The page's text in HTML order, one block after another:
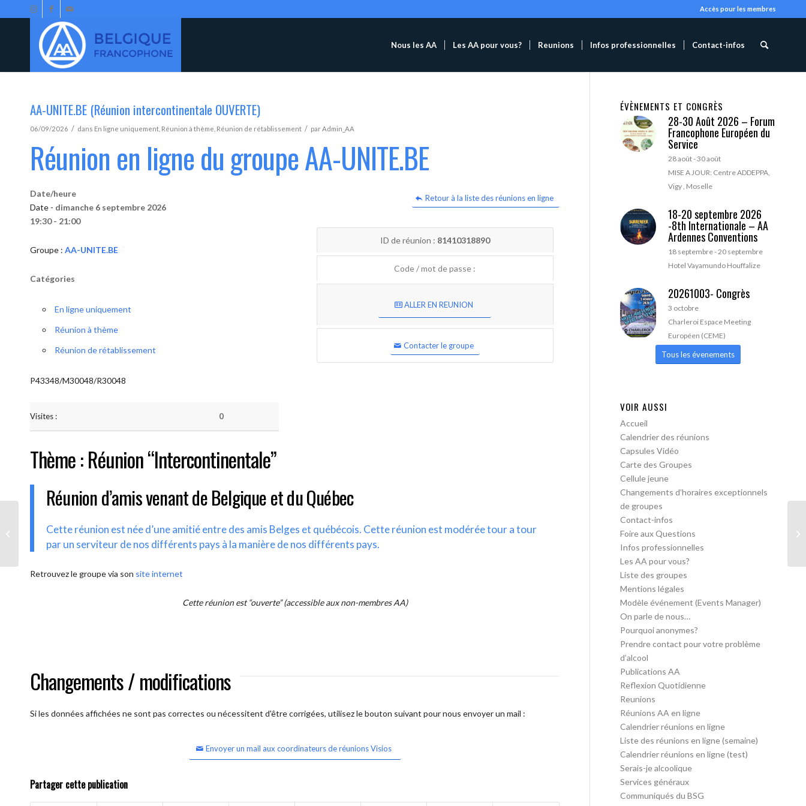
Accès pour les membres
Nous les AA Les AA pour vous? Reunions Infos professionnelles Contact-infos
AA-UNITE.BE (Réunion intercontinentale OUVERTE)
06/09/2026 / dans En ligne uniquement Réunion à thème Réunion de rétablissement / parAdmin_AA
Réunion en ligne du groupe AA-UNITE.BE
Retour à la liste des réunions en ligne
Date/heure
Date - dimanche 6 septembre 2026
19:30 - 21:00
Groupe : AA-UNITE.BE
Catégories
En ligne uniquement
Réunion à thème
Réunion de rétablissement
P43348/M30048/R30048
Visites : 0
ID de réunion : 81410318890
Code / mot de passe :
ALLER EN REUNION
Contacter le groupe
Thème : Réunion “Intercontinentale”
Réunion d’amis venant de Belgique et du Québec
Cette réunion est née d’une amitié entre des amis Belges et québécois. Cette réunion est modérée tour a tour
par un serviteur de nos différents pays à la manière de nos différents pays.
Retrouvez le groupe via son site internet
Cette réunion est “ouverte” (accessible aux non-membres AA)
Changements / modifications
Si les données affichées ne sont pas correctes ou nécessitent d'être corrigées, utilisez le bouton suivant pour nous envoyer un mail :
Envoyer un mail aux coordinateurs de réunions Visios
Partager cette publication
ÉVÈNEMENTS ET CONGRÈS
28-30 Août 2026 – Forum
Francophone Européen du
Service
28 août-30 août
MISE A JOUR: Centre ADDEPPA,
Vigy , Moselle
18-20 septembre 2026
-8th Internationale – AA
Ardennes Conventions
18 septembre-20 septembre
Hotel Vayamundo Houffalize
20261003- Congrès
3 octobre
Charleroi Espace Meeting
Européen (CEME)
Tous les évenements
VOIR AUSSI
Accueil
Calendrier des réunions
Capsules Vidéo
Carte des Groupes
Cellule jeune
Changements d’horaires exceptionnels
de groupes
Contact-infos
Foire aux Questions
Infos professionnelles
Les AA pour vous?
Liste des groupes
Mentions légales
Modèle événement (Events Manager)
On parle de nous…
Pourquoi anonymes?
Prendre contact pour votre problème
d’alcool
Publications AA
Reflexion Quotidienne
Reunions
Réunions AA en ligne
Calendrier réunions en ligne
Liste des réunions en ligne (semaine)
Calendrier réunions en ligne (test)
Serais-je alcoolique
Services généraux
Communiqués du BSG
AA-UNITE.BE (Réunion
intercontinentale OUVERTE)